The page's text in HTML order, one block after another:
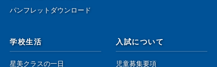
パンフレットダウンロード
学校生活
星美クラスの一日
入試について
児童募集要項